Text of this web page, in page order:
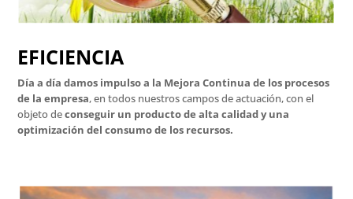
EFICIENCIA
Día a día damos impulso a la Mejora Continua de los procesos
de la empresa, en todos nuestros campos de actuación, con el
objeto deconseguir un producto de alta calidad y una
optimización del consumo de los recursos.